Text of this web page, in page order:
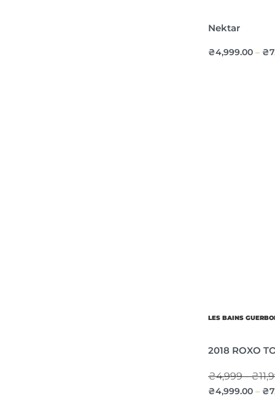
Nektar
₴4,999.00 – ₴
LES BAINS
2018 ROXO
₴4,999 -
₴4,999.00 – ₴